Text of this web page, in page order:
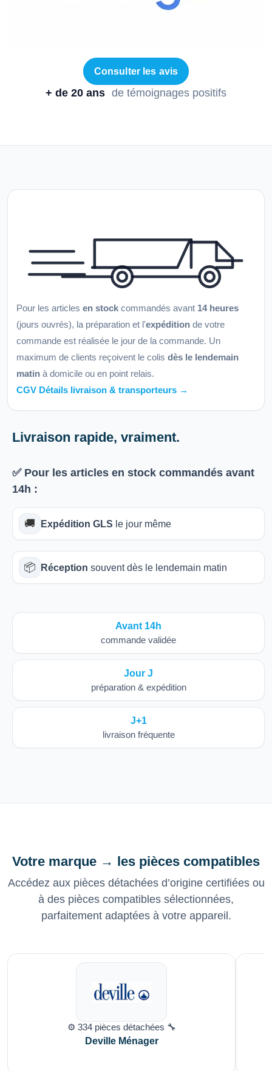
Consulter les avis
+ de 20 ans de témoignages positifs
Pour les articles en stock commandés avant 14 heures
(jours ouvrés), la préparation et l'expédition de votre
commande est réalisée le jour de la commande. Un
maximum de clients reçoivent le colis dès le lendemain
matin à domicile ou en point relais.
CGV Détails livraison & transporteurs →
Livraison rapide, vraiment.
✅ Pour les articles en stock commandés avant
14h :
🚚 Expédition GLS le jour même
📦 Réception souvent dès le lendemain matin
Avant 14h
commande validée
Jour J
préparation & expédition
J+1
livraison fréquente
Votre marque → les pièces compatibles
Accédez aux pièces détachées d’origine certifiées ou
à des pièces compatibles sélectionnées,
parfaitement adaptées à votre appareil.
⚙️ 334 pièces détachées 🔧
Deville Ménager